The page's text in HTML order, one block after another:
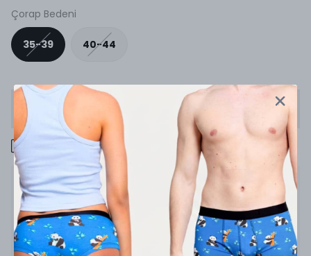
Çorap Bedeni
35-39 40-44
Stoğa Gelince Haber Ver
1000 TL üzeri ücretsiz kargo
Ürün Açıklaması
Yataktan kalkmanı gerektirmeyen bir gün gibi
%65 pamuk
%33 poliamid